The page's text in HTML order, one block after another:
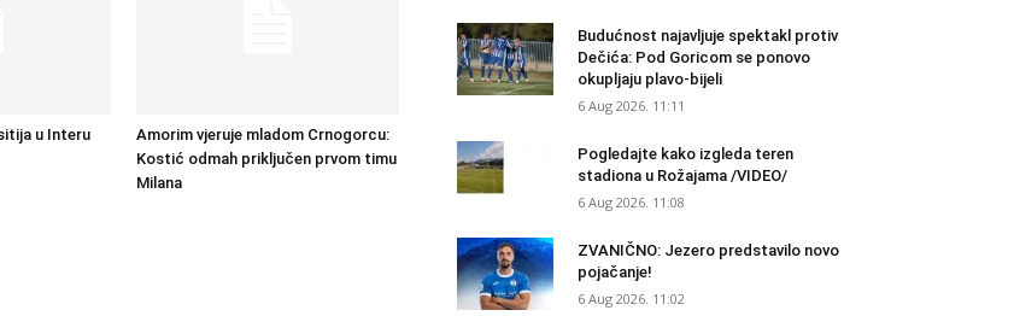
u Interu
Amorim vjeruje mladom Crnogorcu:
Kostić odmah priključen prvom timu
Milana
Budućnost najavljuje spektakl protiv
Dečića: Pod Goricom se ponovo
okupljaju plavo-bijeli
6 Aug 2026. 11:11
Pogledajte kako izgleda teren
stadiona u Rožajama /VIDEO/
6 Aug 2026. 11:08
ZVANIČNO: Jezero predstavilo novo
pojačanje!
6 Aug 2026. 11:02